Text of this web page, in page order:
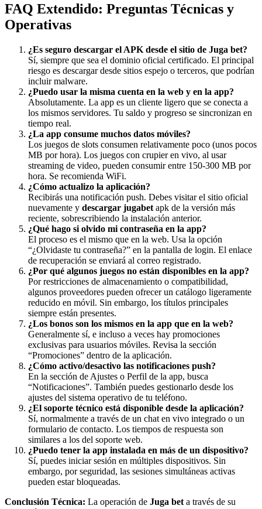
FAQ Extendido: Preguntas Técnicas y
Operativas
¿Es seguro descargar el APK desde el sitio de Juga bet?
Sí, siempre que sea el dominio oficial certificado. El principal
riesgo es descargar desde sitios espejo o terceros, que podrían
incluir malware.
¿Puedo usar la misma cuenta en la web y en la app?
Absolutamente. La app es un cliente ligero que se conecta a
los mismos servidores. Tu saldo y progreso se sincronizan en
tiempo real.
¿La app consume muchos datos móviles?
Los juegos de slots consumen relativamente poco (unos pocos
MB por hora). Los juegos con crupier en vivo, al usar
streaming de video, pueden consumir entre 150-300 MB por
hora. Se recomienda WiFi.
¿Cómo actualizo la aplicación?
Recibirás una notificación push. Debes visitar el sitio oficial
nuevamente y descargar jugabet apk de la versión más
reciente, sobrescribiendo la instalación anterior.
¿Qué hago si olvido mi contraseña en la app?
El proceso es el mismo que en la web. Usa la opción
“¿Olvidaste tu contraseña?” en la pantalla de login. El enlace
de recuperación se enviará al correo registrado.
¿Por qué algunos juegos no están disponibles en la app?
Por restricciones de almacenamiento o compatibilidad,
algunos proveedores pueden ofrecer un catálogo ligeramente
reducido en móvil. Sin embargo, los títulos principales
siempre están presentes.
¿Los bonos son los mismos en la app que en la web?
Generalmente sí, e incluso a veces hay promociones
exclusivas para usuarios móviles. Revisa la sección
“Promociones” dentro de la aplicación.
¿Cómo activo/desactivo las notificaciones push?
En la sección de Ajustes o Perfil de la app, busca
“Notificaciones”. También puedes gestionarlo desde los
ajustes del sistema operativo de tu teléfono.
¿El soporte técnico está disponible desde la aplicación?
Sí, normalmente a través de un chat en vivo integrado o un
formulario de contacto. Los tiempos de respuesta son
similares a los del soporte web.
¿Puedo tener la app instalada en más de un dispositivo?
Sí, puedes iniciar sesión en múltiples dispositivos. Sin
embargo, por seguridad, las sesiones simultáneas activas
pueden estar bloqueadas.
Conclusión Técnica: La operación de Juga bet a través de su